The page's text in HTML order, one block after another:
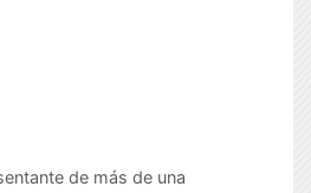
de más de una